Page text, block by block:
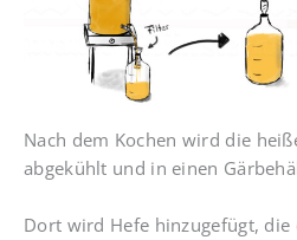
Nach dem Kochen wird die
abgekühlt und in einen
Dort wird Hefe hinzugefügt,